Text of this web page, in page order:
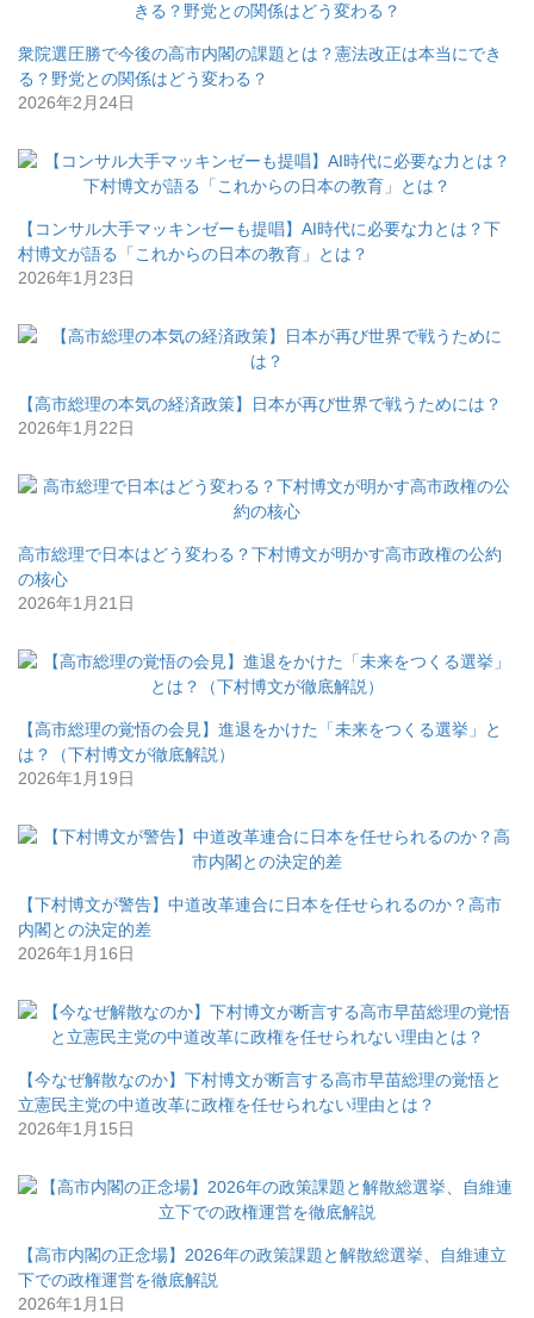
衆院選圧勝で今後の高市内閣の課題とは？憲法改正は本当にでき
る？野党との関係はどう変わる？
2026年2月24日
【コンサル大手マッキンゼーも提唱】AI時代に必要な力とは？下
村博文が語る「これからの日本の教育」とは？
2026年1月23日
【高市総理の本気の経済政策】日本が再び世界で戦うためには？
2026年1月22日
高市総理で日本はどう変わる？下村博文が明かす高市政権の公約
の核心
2026年1月21日
【高市総理の覚悟の会見】進退をかけた「未来をつくる選挙」と
は？（下村博文が徹底解説）
2026年1月19日
【下村博文が警告】中道改革連合に日本を任せられるのか？高市
内閣との決定的差
2026年1月16日
【今なぜ解散なのか】下村博文が断言する高市早苗総理の覚悟と
立憲民主党の中道改革に政権を任せられない理由とは？
2026年1月15日
【高市内閣の正念場】2026年の政策課題と解散総選挙、自維連立
下での政権運営を徹底解説
2026年1月1日